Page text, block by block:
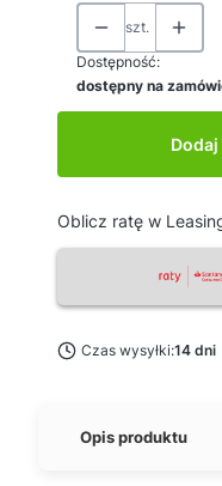
szt.
Dostępność:
dostępny na
Oblicz ratę w
Czas wysyłki:14 dni
Opis produktu